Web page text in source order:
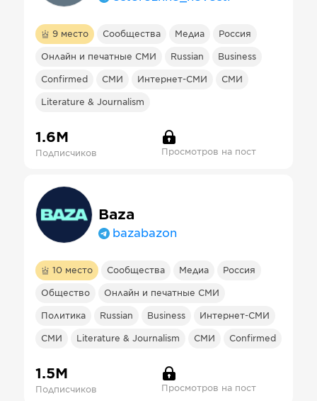
9 место Сообщества Медиа Россия
Онлайн и печатные СМИ Russian Business
Confirmed СМИ Интернет-СМИ СМИ
Literature & Journalism
1.6М
Подписчиков Просмотров на пост
Baza
bazabazon
10 место Сообщества Медиа Россия
Общество Онлайн и печатные СМИ
Политика Russian Business Интернет-СМИ
СМИ Literature & Journalism СМИ Confirmed
1.5М
Подписчиков Просмотров на пост